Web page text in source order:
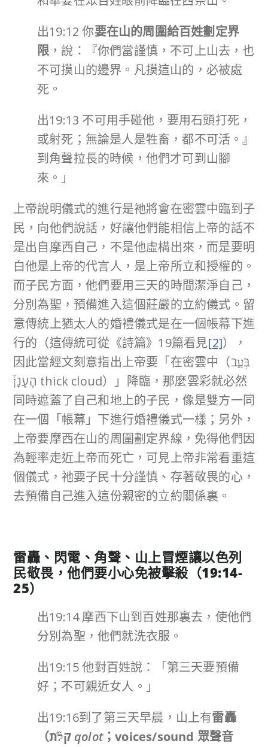
出19:12 你要在山的周圍給百姓劃定界
限 ，說：『你們當謹慎，不可上山去，也
不可摸山的邊界。凡摸這山的，必被處
死。
出19:13 不可用手碰他，要用石頭打死，
或射死；無論是人是牲畜，都不可活。』
到角聲拉長的時候，他們才可到山腳
來。」
上帝說明儀式的進行是祂將會在密雲中臨到子
民，向他們說話，好讓他們能相信上帝的話不
是出自摩西自己，不是他虛構出來，而是要明
白他是上帝的代言人，是上帝所立和授權的。
而子民方面，他們要用三天的時間潔淨自己，
分別為聖，預備進入這個莊嚴的立約儀式。留
意傳統上猶太人的婚禮儀式是在一個帳幕下進
行的（這傳統可從《詩篇》19篇看見[2]），
因此當經文刻意指出上帝要「在密雲中（בְּעַ֣ב
הֶֽעָנָן֒ thick cloud）」降臨，那麼雲彩就必然
同時遮蓋了自己和地上的子民，像是雙方一同
在一個「帳幕」下進行婚禮儀式一樣；另外，
上帝要摩西在山的周圍劃定界線，免得他們因
為輕率走近上帝而死亡，可見上帝非常看重這
個儀式，祂要子民十分謹慎、存著敬畏的心，
去預備自己進入這份親密的立約關係裏。
雷轟、閃電、角聲、山上冒煙讓以色列
民敬畏，他們要小心免被擊殺（19:14-
25）
出19:14 摩西下山到百姓那裏去，使他們
分別為聖，他們就洗衣服。
出19:15 他對百姓說：「第三天要預備
好；不可親近女人。」
出19:16到了第三天早晨，山上有雷轟
（קֹלֹ֨ת qolot；voices/sound 眾聲音